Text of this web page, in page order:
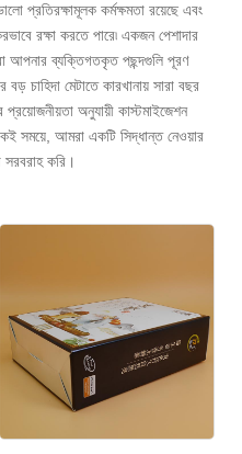
প্রতিরক্ষামূলক কর্মক্ষমতা রয়েছে এবং
রক্ষা করতে পারে৷ একজন পেশাদার
আপনার ব্যক্তিগতকৃত পছন্দগুলি পূরণ
চাহিদা মেটাতে কারখানায় সারা বছর
প্রয়োজনীয়তা অনুযায়ী কাস্টমাইজেশন
সময়ে, আমরা একটি সিদ্ধান্ত নেওয়ার
করি।